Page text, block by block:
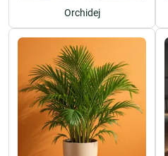
Orchidej